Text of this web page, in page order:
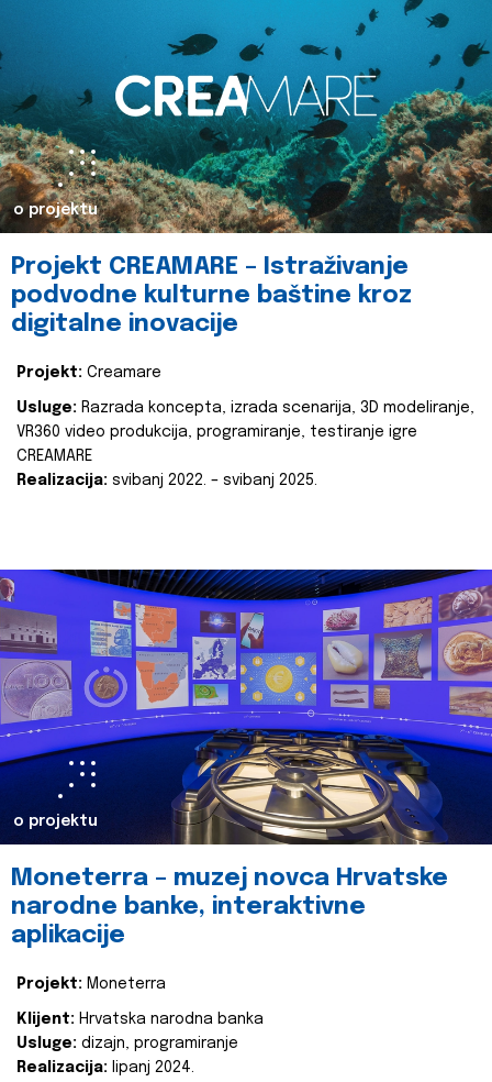
o projektu
Projekt CREAMARE – Istraživanje
podvodne kulturne baštine kroz
digitalne inovacije
Projekt: Creamare
Usluge: Razrada koncepta, izrada scenarija, 3D modeliranje,
VR360 video produkcija, programiranje, testiranje igre
CREAMARE
Realizacija: svibanj 2022. – svibanj 2025.
o projektu
Moneterra – muzej novca Hrvatske
narodne banke, interaktivne
aplikacije
Projekt: Moneterra
Klijent: Hrvatska narodna banka
Usluge: dizajn, programiranje
Realizacija: lipanj 2024.